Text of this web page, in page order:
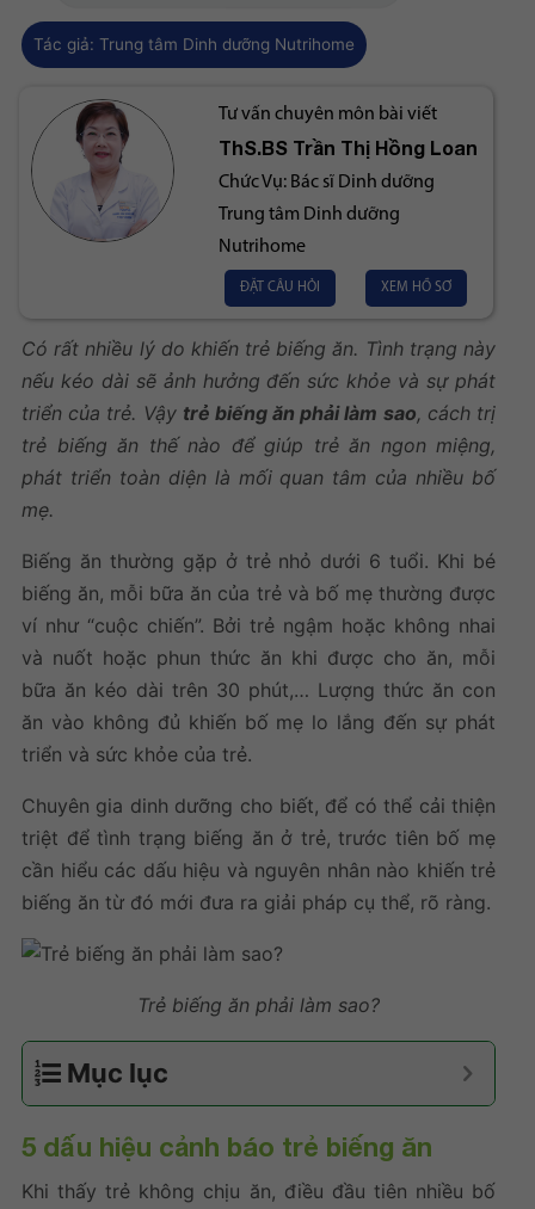
Tác giả: Trung tâm Dinh dưỡng Nutrihome
Tư vấn chuyên môn bài viết
ThS.BSTrần Thị Hồng Loan
Chức Vụ: Bác sĩ Dinh dưỡng
Trung tâm Dinh dưỡng
Nutrihome
ĐẶT CÂU HỎI XEM HỒ SƠ
Có rất nhiều lý do khiến trẻ biếng ăn. Tình trạng này
nếu kéo dài sẽ ảnh hưởng đến sức khỏe và sự phát
triển của trẻ. Vậy trẻ biếng ăn phải làm sao, cách trị
trẻ biếng ăn thế nào để giúp trẻ ăn ngon miệng,
phát triển toàn diện là mối quan tâm của nhiều bố
mẹ.
Biếng ăn thường gặp ở trẻ nhỏ dưới 6 tuổi. Khi bé
biếng ăn, mỗi bữa ăn của trẻ và bố mẹ thường được
ví như “cuộc chiến”. Bởi trẻ ngậm hoặc không nhai
và nuốt hoặc phun thức ăn khi được cho ăn, mỗi
bữa ăn kéo dài trên 30 phút,… Lượng thức ăn con
ăn vào không đủ khiến bố mẹ lo lắng đến sự phát
triển và sức khỏe của trẻ.
Chuyên gia dinh dưỡng cho biết, để có thể cải thiện
triệt để tình trạng biếng ăn ở trẻ, trước tiên bố mẹ
cần hiểu các dấu hiệu và nguyên nhân nào khiến trẻ
biếng ăn từ đó mới đưa ra giải pháp cụ thể, rõ ràng.
Trẻ biếng ăn phải làm sao?
Mục lục
5 dấu hiệu cảnh báo trẻ biếng ăn
Khi thấy trẻ không chịu ăn, điều đầu tiên nhiều bố